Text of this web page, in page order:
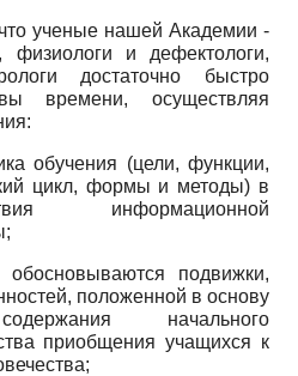
ученые нашей Академии -
физиологи и дефектологи,
достаточно быстро
времени, осуществляя
обучения (цели, функции,
цикл, формы и методы) в
информационной
подвижки,
положенной в основу
начального
приобщения учащихся к